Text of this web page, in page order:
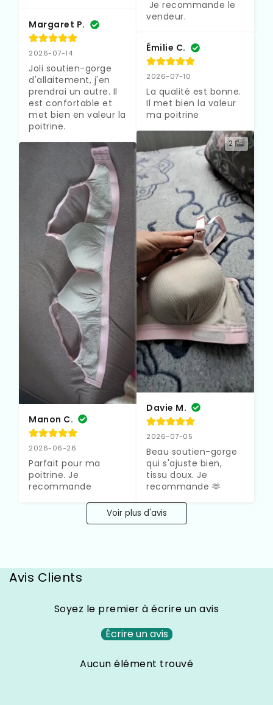
Margaret P.
2026-07-14
Joli soutien-gorge
d'allaitement, j'en
prendrai un autre. Il
est confortable et
met bien en valeur la
poitrine.
Manon C.
2026-06-26
Parfait pour ma
poitrine. Je
recommande
vendeur.
Émilie C.
2026-07-10
La qualité est bonne.
Il met bien la valeur
ma poitrine
2
Davie M.
2026-07-05
Beau soutien-gorge
qui s'ajuste bien,
tissu doux. Je
recommande 🫶
Voir plus d'avis
Avis Clients
Soyez le premier à écrire un avis
Écrire un avis
Aucun élément trouvé